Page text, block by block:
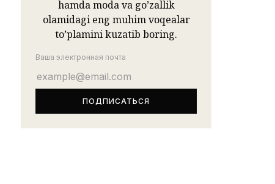
hamda moda va go’zallik
olamidagi eng muhim voqealar
to’plamini kuzatib boring.
Ваша электронная почта